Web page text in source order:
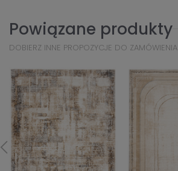
Powiązane produkty
DOBIERZ INNE PROPOZYCJE DO ZAMÓWIENIA